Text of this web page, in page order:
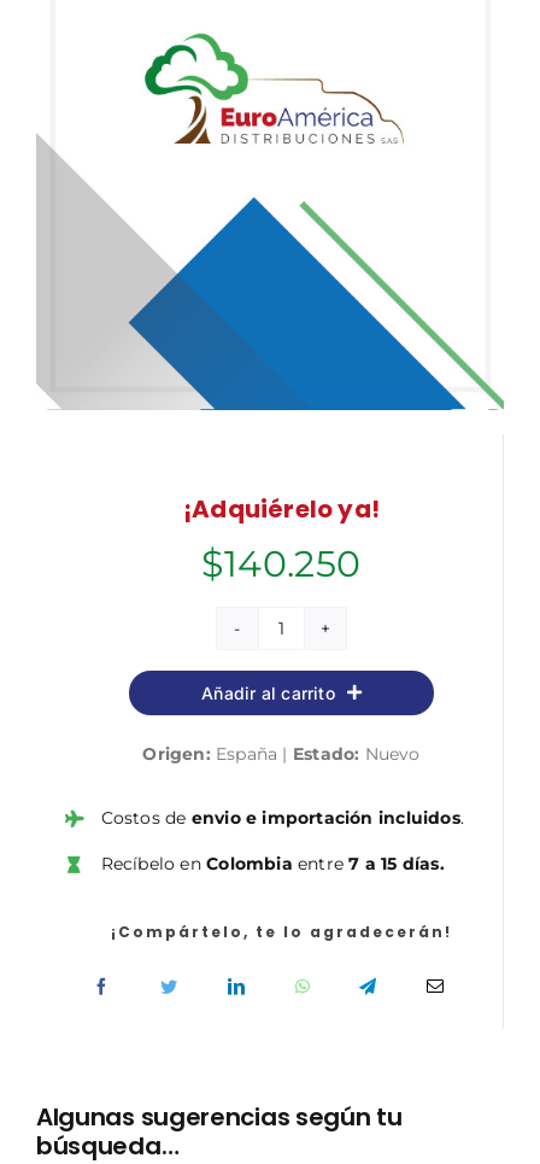
¡Adquiérelo ya!
$140.250
Personal
Especializado
de
Domésticos
la
General
la
Autónoma
Añadir al carrito
Origen: España | Estado: Nuevo
Costos de envio e importación incluidos.
Recíbelo enColombia entre7 a 15 días.
¡Compártelo, te lo agradecerán!
Algunas sugerencias según tu
búsqueda…